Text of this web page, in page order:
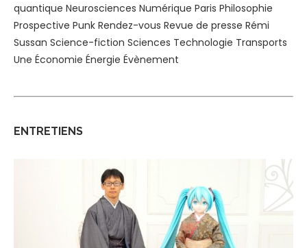
quantique Neurosciences Numérique Paris Philosophie
Prospective Punk Rendez-vous Revue de presse Rémi
Sussan Science-fiction Sciences Technologie Transports
Une Économie Énergie Évènement
ENTRETIENS